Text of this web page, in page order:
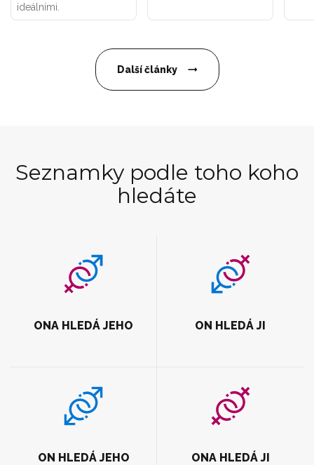
ideálními.
Další články
Seznamky podle toho koho
hledáte
ONA HLEDÁ JEHO ON HLEDÁ JI
ON HLEDÁ JEHO ONA HLEDÁ JI